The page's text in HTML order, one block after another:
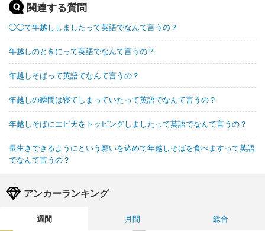
関連する質問
◯◯で年越ししましたって英語でなんて言うの？
年越しのときにって英語でなんて言うの？
年越しそばって英語でなんて言うの？
年越しの瞬間は寝てしまっていたって英語でなんて言うの？
年越しそばにエビ天をトッピングしましたって英語でなんて言うの？
長生きできるようにという願いを込めて年越しそばを食べますって英語
でなんて言うの？
アンカーランキング
週間 月間
総合